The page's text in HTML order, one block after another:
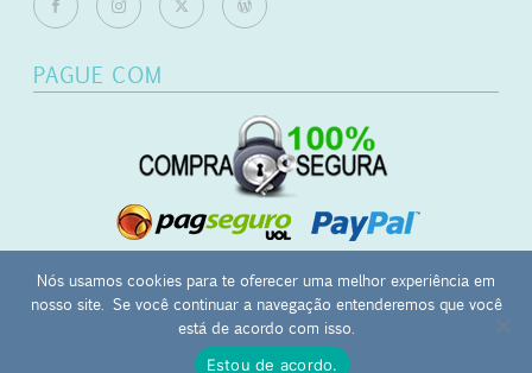
PAGUE COM
Mãos Ocupadas - japamala | masbaha | kombolói - CNPJ:
27.657.120/0001-12 - Campinas-SP -
Nós usamos cookies para te oferecer uma melhor experiência em
nosso site. Se você continuar a navegação entenderemos que você
está de acordo com isso.
Estou de acordo.